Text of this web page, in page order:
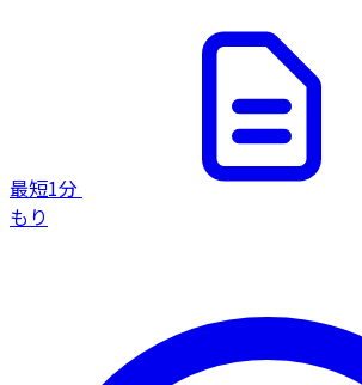
最短1分
もり